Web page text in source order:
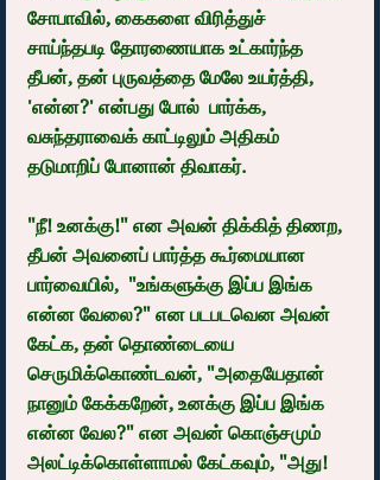
சோபாவில், கைகளை விரித்துச்
சாய்ந்தபடி தோரணையாக உட்கார்ந்த
தீபன், தன் புருவத்தை மேலே உயர்த்தி,
'என்ன?' என்பது போல்  பார்க்க,
வசுந்தராவைக் காட்டிலும் அதிகம்
தடுமாறிப் போனான் திவாகர்.
"நீ! உனக்கு!" என அவன் திக்கித் திணற,
தீபன் அவனைப் பார்த்த கூர்மையான
பார்வையில்,  "உங்களுக்கு இப்ப இங்க
என்ன வேலை?" என படபடவென அவன்
கேட்க, தன் தொண்டையை
செருமிக்கொண்டவன், "அதையேதான்
நானும் கேக்கறேன், உனக்கு இப்ப இங்க
என்ன வேல?" என அவன் கொஞ்சமும்
அலட்டிக்கொள்ளாமல் கேட்கவும், "அது!